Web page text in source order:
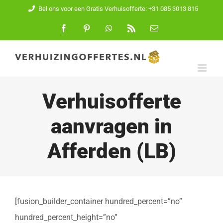
inhoud
Bel ons voor een Gratis Verhuisofferte: +31 085 3013 815
FacebookPinterest WhatsApp
E-
Verhuisofferte
aanvragen in
Afferden (LB)
[fusion_builder_container hundred_percent=”no”
hundred_percent_height=”no”